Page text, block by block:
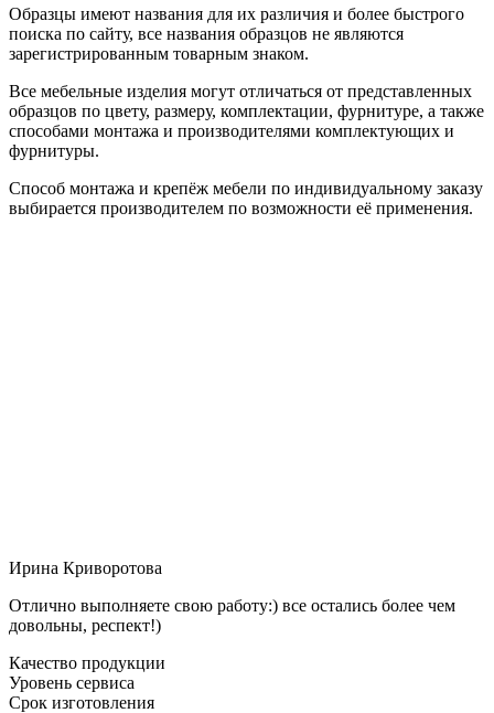
Образцы имеют названия для их различия и более быстрого
поиска по сайту, все названия образцов не являются
зарегистрированным товарным знаком.
Все мебельные изделия могут отличаться от представленных
образцов по цвету, размеру, комплектации, фурнитуре, а также
способами монтажа и производителями комплектующих и
фурнитуры.
Способ монтажа и крепёж мебели по индивидуальному заказу
выбирается производителем по возможности её применения.
Ирина Криворотова
Отлично выполняете свою работу:) все остались более чем
довольны, респект!)
Качество продукции
Уровень сервиса
Срок изготовления